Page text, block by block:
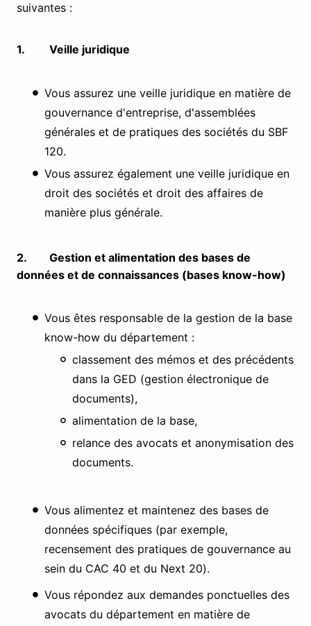
suivantes :
1. Veille juridique
Vous assurez une veille juridique en matière de
gouvernance d'entreprise, d'assemblées
générales et de pratiques des sociétés du SBF
120.
Vous assurez également une veille juridique en
droit des sociétés et droit des affaires de
manière plus générale.
2. Gestion et alimentation des bases de
données et de connaissances (bases know-how)
Vous êtes responsable de la gestion de la base
know-how du département :
classement des mémos et des précédents
dans la GED (gestion électronique de
documents),
alimentation de la base,
relance des avocats et anonymisation des
documents.
Vous alimentez et maintenez des bases de
données spécifiques (par exemple,
recensement des pratiques de gouvernance au
sein du CAC 40 et du Next 20).
Vous répondez aux demandes ponctuelles des
avocats du département en matière de